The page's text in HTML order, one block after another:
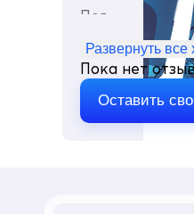
Пол
Цвет
Голубой
Материал
Gore-tex,
Развернуть все
Пока нет
Оставить